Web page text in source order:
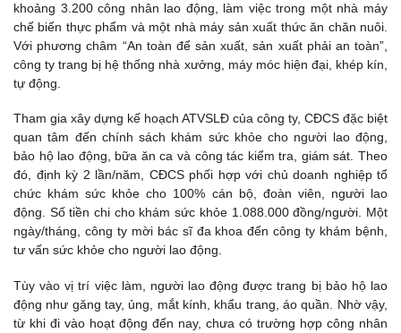
khoảng 3.200 công nhân lao động, làm việc trong một nhà máy
chế biến thực phẩm và một nhà máy sản xuất thức ăn chăn nuôi.
Với phương châm “An toàn để sản xuất, sản xuất phải an toàn”,
công ty trang bị hệ thống nhà xưởng, máy móc hiện đại, khép kín,
tự động.
Tham gia xây dựng kế hoạch ATVSLĐ của công ty, CĐCS đặc biệt
quan tâm đến chính sách khám sức khỏe cho người lao động,
bảo hộ lao động, bữa ăn ca và công tác kiểm tra, giám sát. Theo
đó, định kỳ 2 lần/năm, CĐCS phối hợp với chủ doanh nghiệp tổ
chức khám sức khỏe cho 100% cán bộ, đoàn viên, người lao
động. Số tiền chi cho khám sức khỏe 1.088.000 đồng/người. Một
ngày/tháng, công ty mời bác sĩ đa khoa đến công ty khám bệnh,
tư vấn sức khỏe cho người lao động.
Tùy vào vị trí việc làm, người lao động được trang bị bảo hộ lao
động như găng tay, ủng, mắt kính, khẩu trang, áo quần. Nhờ vậy,
từ khi đi vào hoạt động đến nay, chưa có trường hợp công nhân